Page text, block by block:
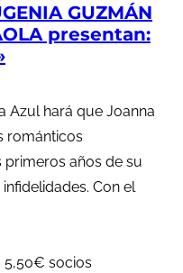
GUZMÁN
presentan:
Azul hará que Joanna
románticos
años de su
Con el
socios